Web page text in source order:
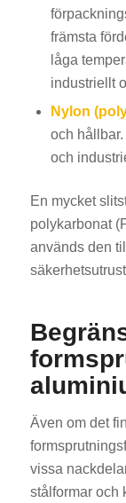
främsta
låga
industriellt
Nylon
och
och
En mycket
polykarbonat
används den
Även om det
vissa
stålformar och